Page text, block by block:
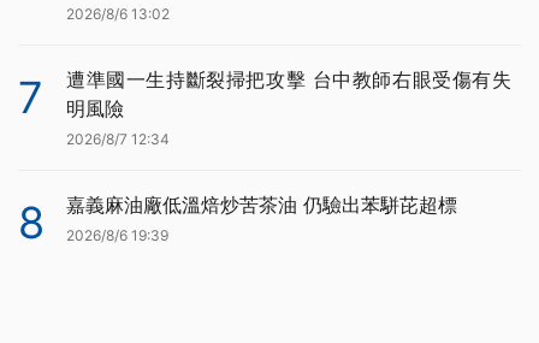
2026/8/6 13:02
7
遭準國一生持斷裂掃把攻擊 台中教師右眼受傷有失
明風險
2026/8/7 12:34
8 嘉義麻油廠低溫焙炒苦茶油 仍驗出苯駢芘超標
2026/8/6 19:39